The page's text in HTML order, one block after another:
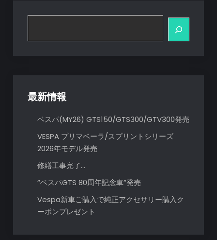
シ
最新情報
ベスパ(MY26) GTS150/GTS300/GTV300発売
VESPA プリマベーラ/スプリントシリーズ
2026年モデル発売
修繕工事完了…
“ベスパGTS 80周年記念車”発売
Vespa新車ご購入で純正アクセサリー購入ク
ーポンプレゼント